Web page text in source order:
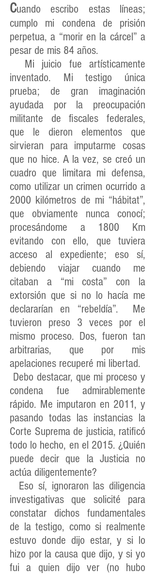
Cuando escribo estas líneas;
cumplo mi condena de prisión
perpetua, a “morir en la cárcel” a
pesar de mis 84 años.
Mi juicio fue artísticamente
inventado. Mi testigo única
prueba; de gran imaginación
ayudada por la preocupación
militante de fiscales federales,
que le dieron elementos que
sirvieran para imputarme cosas
que no hice. A la vez, se creó un
cuadro que limitara mi defensa,
como utilizar un crimen ocurrido a
2000 kilómetros de mi “hábitat”,
que obviamente nunca conocí;
procesándome a 1800 Km
evitando con ello, que tuviera
acceso al expediente; eso sí,
debiendo viajar cuando me
citaban a “mi costa” con la
extorsión que si no lo hacía me
declararían en “rebeldía”. Me
tuvieron preso 3 veces por el
mismo proceso. Dos, fueron tan
arbitrarias, que por mis
apelaciones recuperé mi libertad.
Debo destacar, que mi proceso y
condena fue admirablemente
rápido. Me imputaron en 2011, y
pasando todas las instancias la
Corte Suprema de justicia, ratificó
todo lo hecho, en el 2015. ¿Quién
puede decir que la Justicia no
actúa diligentemente?
Eso sí, ignoraron las diligencia
investigativas que solicité para
constatar dichos fundamentales
de la testigo, como si realmente
estuvo donde dijo estar, y si lo
hizo por la causa que dijo, y si yo
fui a quien dijo ver (no hubo